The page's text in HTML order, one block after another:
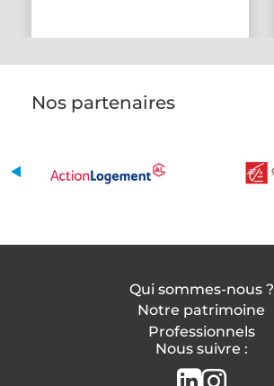
Nos partenaires
Qui sommes-nous ?
Notre patrimoine
Professionnels
Nous suivre :